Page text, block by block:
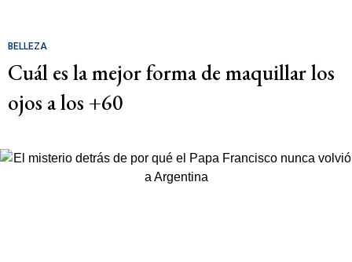
BELLEZA
Cuál es la mejor forma de maquillar los
ojos a los +60